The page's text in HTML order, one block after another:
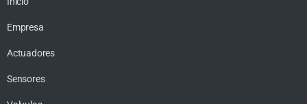
Empresa
Actuadores
Sensores